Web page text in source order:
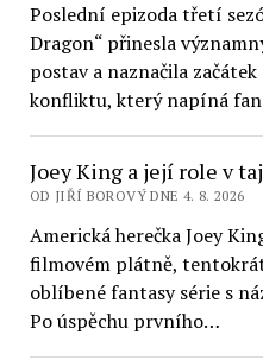
Poslední epizoda třetí
Dragon“ přinesla
postav a naznačila
konfliktu, který napíná
Joey King a její role v
OD JIŘÍ BOROVÝ DNE 4. 8. 2026
Americká herečka Joey
filmovém plátně,
oblíbené fantasy série s
Po úspěchu prvního…